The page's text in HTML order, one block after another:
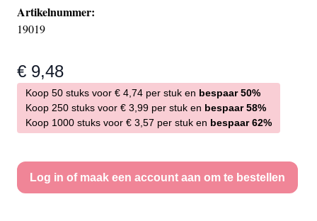
Artikelnummer:
19019
€ 9,48
Koop 50 stuks voor € 4,74 per stuk en bespaar50%
Koop 250 stuks voor € 3,99 per stuk en bespaar58%
Koop 1000 stuks voor € 3,57 per stuk en bespaar62%
Log in of maak een account aan om te bestellen